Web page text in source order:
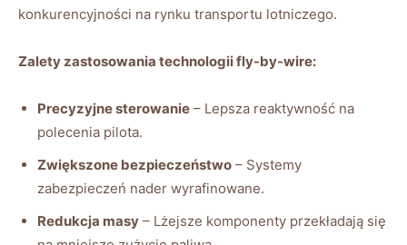
konkurencyjności na rynku transportu lotniczego.
Zalety zastosowania technologii fly-by-wire:
Precyzyjne sterowanie ‍– Lepsza reaktywność na
polecenia⁣ pilota.
Zwiększone bezpieczeństwo – Systemy
zabezpieczeń ⁤nader wyrafinowane.
Redukcja masy – Lżejsze komponenty przekładają się